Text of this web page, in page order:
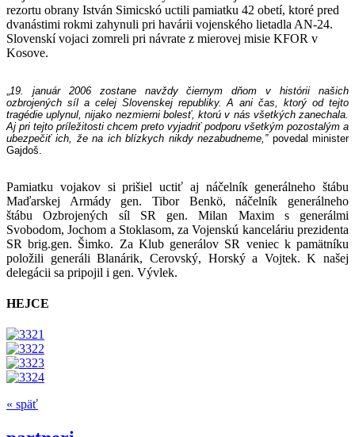
rezortu obrany István Simicskó uctili pamiatku 42 obetí, ktoré pred
dvanástimi rokmi zahynuli pri havárii vojenského lietadla AN-24.
Slovenskí vojaci zomreli pri návrate z mierovej misie KFOR v
Kosove.
19. január 2006 zostane navždy čiernym dňom v histórii našich
ozbrojených síl a celej Slovenskej republiky. A ani čas, ktorý od tejto
tragédie uplynul, nijako nezmierni bolesť, ktorú v nás všetkých zanechala.
Aj pri tejto príležitosti chcem preto vyjadriť podporu všetkým pozostalým a
ubezpečiť ich, že na ich blízkych nikdy nezabudneme,” povedal minister
Gajdoš.
Pamiatku vojakov si prišiel uctiť aj náčelník generálneho štábu
Maďarskej Armády gen. Tibor Benkö, náčelník generálneho
štábu Ozbrojených síl SR gen. Milan Maxim s generálmi
Svobodom, Jochom a Stoklasom, za Vojenskú kanceláriu prezidenta
SR brig.gen. Šimko. Za Klub generálov SR veniec k pamätníku
položili generáli Blanárik, Cerovský, Horský a Vojtek. K našej
delegácii sa pripojil i gen. Vývlek.
HEJCE
« späť